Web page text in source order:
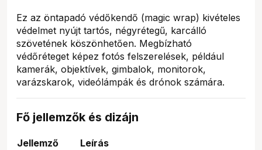
Ez az öntapadó védőkendő (magic wrap) kivételes
védelmet nyújt tartós, négyrétegű, karcálló
szövetének köszönhetően. Megbízható
védőréteget képez fotós felszerelések, például
kamerák, objektívek, gimbalok, monitorok,
varázskarok, videólámpák és drónok számára.
Fő jellemzők és dizájn
Jellemző Leírás